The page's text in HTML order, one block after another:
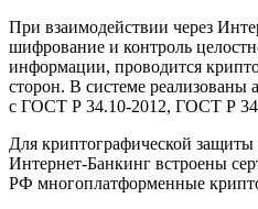
При взаимодействии через
шифрование и контроль
информации, проводится
сторон. В системе реализованы
с ГОСТ Р 34.10-2012, ГОСТ Р
Для криптографической
Интернет-Банкинг встроены
РФ многоплатформенные